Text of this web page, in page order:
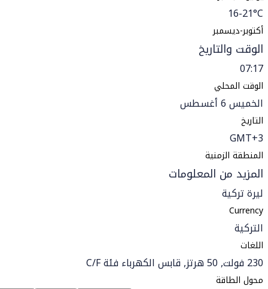
16-21°C
أكتوبر-ديسمبر
الوقت والتاريخ
07:17
الوقت المحلي
الخميس 6 أغسطس
التاريخ
GMT+3
المنطقة الزمنية
المزيد من المعلومات
ليرة تركية
Currency
التركية
اللغات
230 فولت, 50 هرتز, قابس الكهرباء فئة C/F
محول الطاقة